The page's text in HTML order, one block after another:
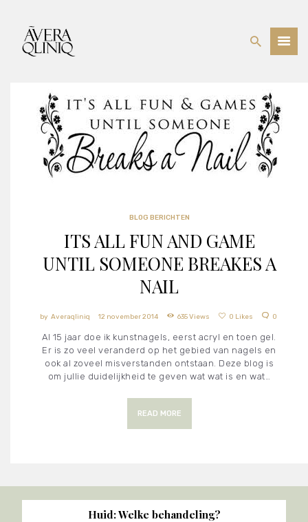
PRIJSLIJST
WEBSHOP
OVER ONS
BLOG BERICHTEN
BLOG BERICHTEN
ITS ALL FUN AND GAME
UNTIL SOMEONE BREAKES A
NAIL
Averaqliniq 12 november 2014 635 Views 0 Likes 0
Al 15 jaar doe ik kunstnagels, eerst acryl en toen gel.
Er is zo veel veranderd op het gebied van nagels en
ook al zoveel misverstanden ontstaan. Deze blog is
om jullie duidelijkheid te geven wat wat is en wat…
READ MORE
Huid: Welke behandeling?